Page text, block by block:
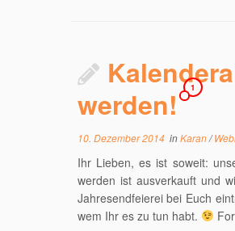
werden!
1
10. Dezember 2014inKaran/
Ihr Lieben, es ist soweit:
werden ist ausverkauft und
Jahresendfeierei bei Euch
wem Ihr es zu tun habt.